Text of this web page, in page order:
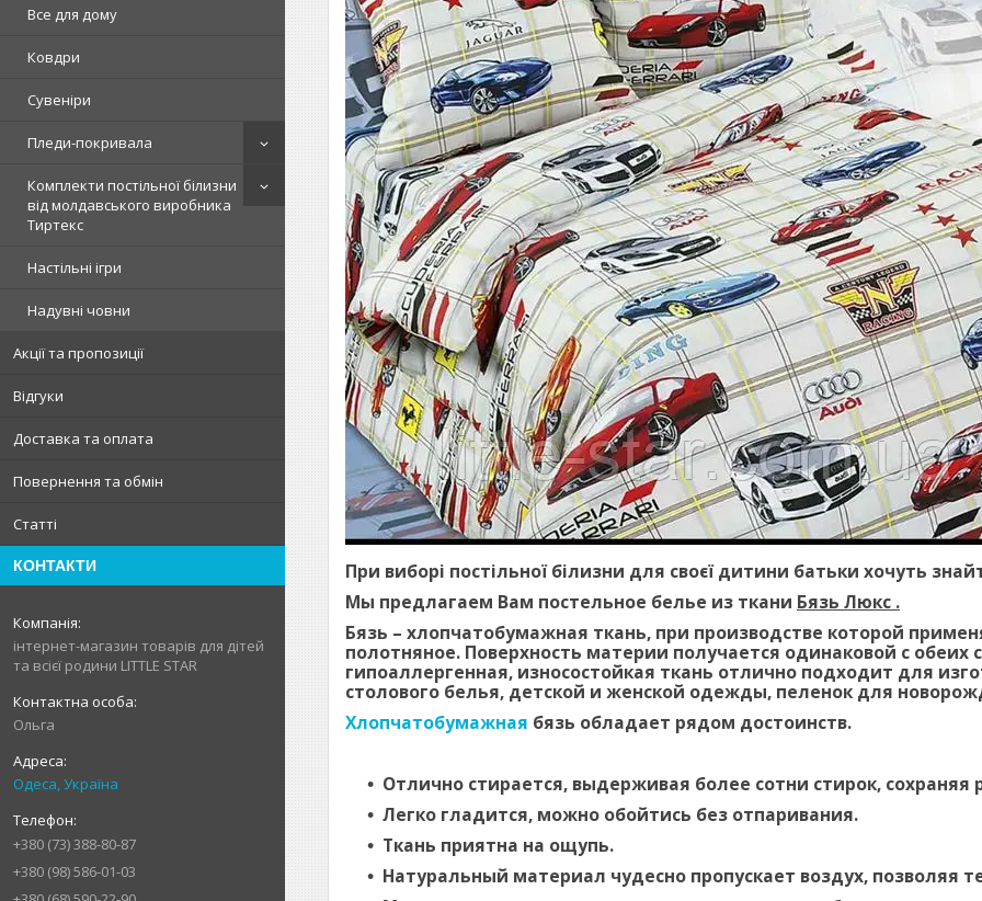
Все для дому
Ковдри
Сувеніри
Пледи-покривала
Комплекти постільної білизни
від молдавського виробника
Тиртекс
Настільні ігри
Надувні човни
Акції та пропозиції
Відгуки
Доставка та оплата
Повернення та обмін
Статті
КОНТАКТИ
інтернет-магазин товарів для дітей
та всієї родини LITTLE STAR
Ольга
Одеса, Україна
+380 (73) 388-80-87
+380 (98) 586-01-03
При виборі постільної білизни для своєї дитини батьки хочуть
Мы предлагаем Вам постельное белье из ткани Бязь Люкс .
Бязь – хлопчатобумажная ткань, при производстве которой
полотняное. Поверхность материи получается одинаковой с обеих
гипоаллергенная, износостойкая ткань отлично подходит для
столового белья, детской и женской одежды, пеленок для
Хлопчатобумажная бязь обладает рядом достоинств.
Отлично стирается, выдерживая более сотни стирок, сохраняя
Легко гладится, можно обойтись без отпаривания.
Ткань приятна на ощупь.
Натуральный материал чудесно пропускает воздух, позволяя